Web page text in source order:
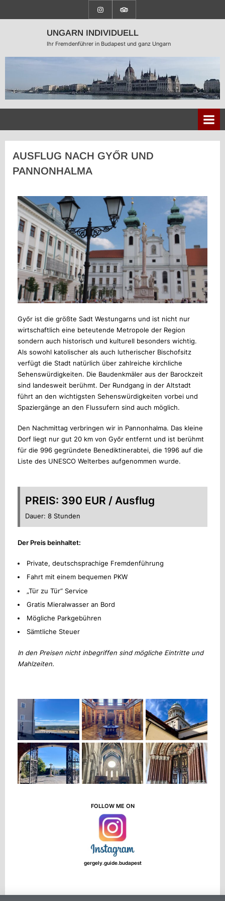
UNGARN INDIVIDUELL
Ihr Fremdenführer in Budapest und ganz Ungarn
AUSFLUG NACH GYŐR UND
PANNONHALMA
Győr ist die größte Sadt Westungarns und ist nicht nur
wirtschaftlich eine beteutende Metropole der Region
sondern auch historisch und kulturell besonders wichtig.
Als sowohl katolischer als auch lutherischer Bischofsitz
verfügt die Stadt natürlich über zahlreiche kirchliche
Sehenswürdigkeiten. Die Baudenkmäler aus der Barockzeit
sind landesweit berühmt. Der Rundgang in der Altstadt
führt an den wichtigsten Sehenswürdigkeiten vorbei und
Spaziergänge an den Flussufern sind auch möglich.
Den Nachmittag verbringen wir in Pannonhalma. Das kleine
Dorf liegt nur gut 20 km von Győr entfernt und ist berühmt
für die 996 gegründete Benediktinerabtei, die 1996 auf die
Liste des UNESCO Welterbes aufgenommen wurde.
PREIS: 390 EUR / Ausflug
Dauer: 8 Stunden
Der Preis beinhaltet:
Private, deutschsprachige Fremdenführung
Fahrt mit einem bequemen PKW
„Tür zu Tür“ Service
Gratis Mieralwasser an Bord
Mögliche Parkgebühren
Sämtliche Steuer
In den Preisen nicht inbegriffen sind mögliche Eintritte und
Mahlzeiten.
FOLLOW ME ON
gergely.guide.budapest